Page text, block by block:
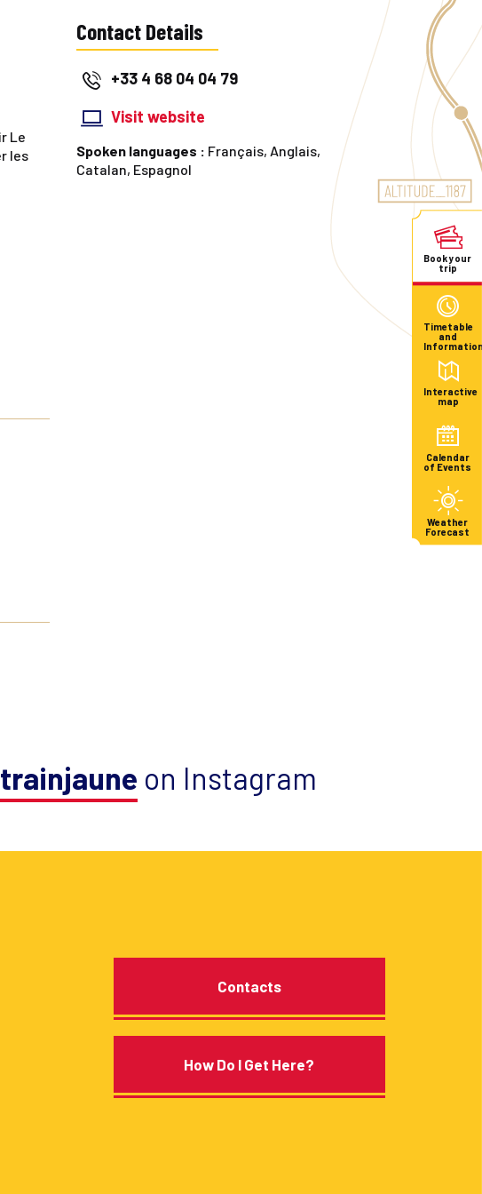
Book your
trip
Timetable
and
Interactive
map
Calendar
of Events
Weather
Forecast
Le
les
Contact Details
+33 4 68 04 04 79
Visit website
Spoken languages : Français, Anglais,
Catalan, Espagnol
on Instagram
Contacts
How Do I Get Here?